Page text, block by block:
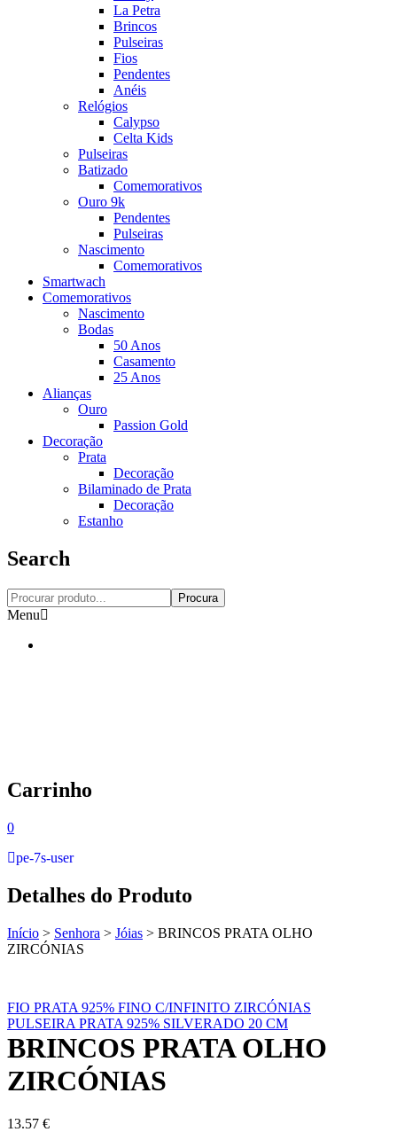
La Petra
Brincos
Pulseiras
Fios
Pendentes
Anéis
Relógios
Calypso
Celta Kids
Pulseiras
Batizado
Comemorativos
Ouro 9k
Pendentes
Pulseiras
Nascimento
Comemorativos
Smartwach
Comemorativos
Nascimento
Bodas
50 Anos
Casamento
25 Anos
Alianças
Ouro
Passion Gold
Decoração
Prata
Decoração
Bilaminado de Prata
Decoração
Estanho
Search
Procura
Menu
Carrinho
0
pe-7s-user
Detalhes do Produto
Início > Senhora > Jóias > BRINCOS PRATA OLHO
ZIRCÓNIAS
FIO PRATA 925% FINO C/INFINITO ZIRCÓNIAS
PULSEIRA PRATA 925% SILVERADO 20 CM
BRINCOS PRATA OLHO
ZIRCÓNIAS
13.57 €